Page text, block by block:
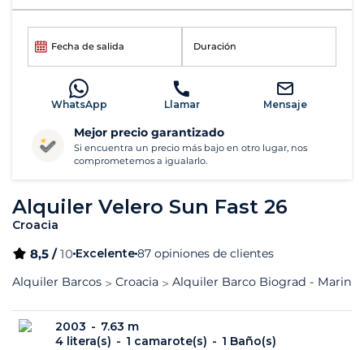
Alquiler Velero Sun Fast 26
Croacia
8,5 /10 Excelente87 opiniones de clientes
Alquiler Barcos
Croacia Alquiler Barco Biograd - Marina
2003
7.63 m
4 litera(s)
1 camarote(s) 1 Baño(s)
Fecha de salida Duración
WhatsApp Llamar Mensaje
Mejor precio garantizado
Si encuentra un precio más bajo en otro lugar, nos
comprometemos a igualarlo.